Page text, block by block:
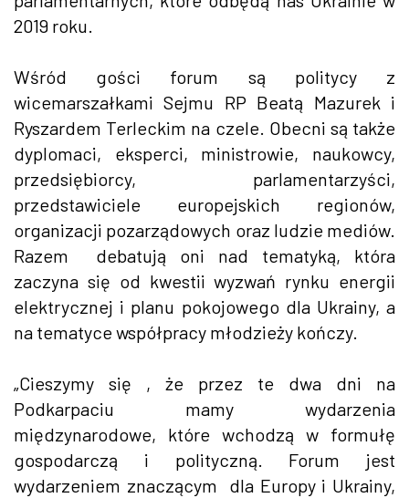
2019 roku.
Wśród gości forum są politycy z
wicemarszałkami Sejmu RP Beatą Mazurek i
Ryszardem Terleckim na czele. Obecni są także
dyplomaci, eksperci, ministrowie, naukowcy,
przedsiębiorcy, parlamentarzyści,
przedstawiciele europejskich regionów,
organizacji pozarządowych oraz ludzie mediów.
Razem debatują oni nad tematyką, która
zaczyna się od kwestii wyzwań rynku energii
elektrycznej i planu pokojowego dla Ukrainy, a
na tematyce współpracy młodzieży kończy.
„Cieszymy się , że przez te dwa dni na
Podkarpaciu mamy wydarzenia
międzynarodowe, które wchodzą w formułę
gospodarczą i polityczną. Forum jest
wydarzeniem znaczącym dla Europy i Ukrainy,